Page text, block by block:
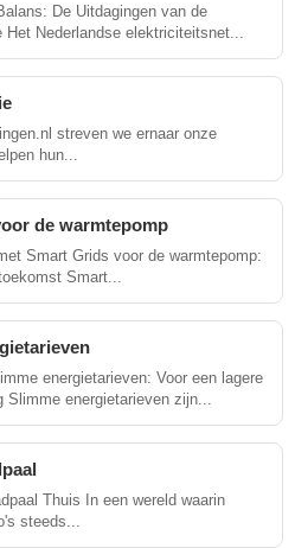
De Uitdagingen van de
Het Nederlandse elektriciteitsnet...
streven we ernaar onze
hun...
de warmtepomp
Smart Grids voor de warmtepomp:
Smart...
energietarieven: Voor een lagere
Slimme energietarieven zijn...
Thuis In een wereld waarin
steeds...